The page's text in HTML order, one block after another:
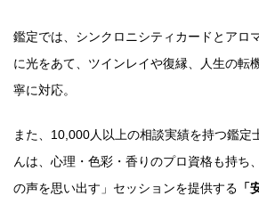
鑑定では、シンクロニシティカードとアロ
に光をあて、ツインレイや復縁、人生の転
寧に対応。
また、10,000人以上の相談実績を持つ鑑定
んは、心理・色彩・香りのプロ資格も持ち
の声を思い出す」セッションを提供する 「